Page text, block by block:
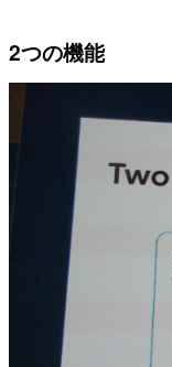
2つの機能